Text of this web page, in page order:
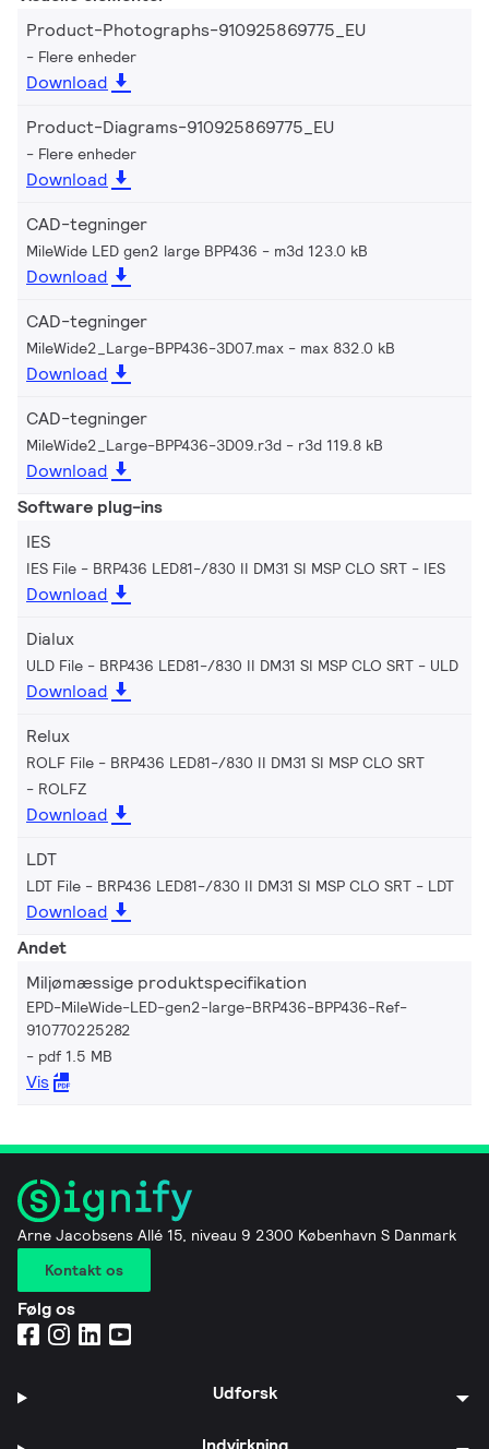
Product-Photographs-910925869775_EU
Flere enheder
Download
Product-Diagrams-910925869775_EU
Flere enheder
Download
CAD-tegninger
MileWide LED gen2 large BPP436 m3d 123.0 kB
Download
CAD-tegninger
MileWide2_Large-BPP436-3D07.max max 832.0 kB
Download
CAD-tegninger
MileWide2_Large-BPP436-3D09.r3d r3d 119.8 kB
Download
Software plug-ins
IES
IES File - BRP436 LED81-/830 II DM31 SI MSP CLO SRT IES
Download
Dialux
ULD File - BRP436 LED81-/830 II DM31 SI MSP CLO SRT ULD
Download
Relux
ROLF File - BRP436 LED81-/830 II DM31 SI MSP CLO SRT
ROLFZ
Download
LDT
LDT File - BRP436 LED81-/830 II DM31 SI MSP CLO SRT LDT
Download
Andet
Miljømæssige produktspecifikation
EPD-MileWide-LED-gen2-large-BRP436-BPP436-Ref-
910770225282
pdf 1.5 MB
Vis
Arne Jacobsens Allé 15, niveau 9 2300 København S Danmark
Kontakt os
Følg os
Udforsk